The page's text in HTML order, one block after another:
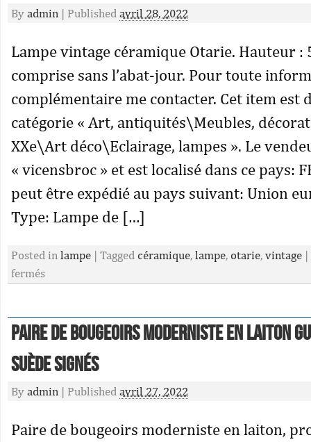
By admin | Published avril 28, 2022
Lampe vintage céramique Otarie. Hauteur :
comprise sans l’abat-jour. Pour toute
complémentaire me contacter. Cet item est
catégorie « Art, antiquités\Meubles,
XXe\Art déco\Eclairage, lampes ». Le
« vicensbroc » et est localisé dans ce pays:
peut être expédié au pays suivant: Union
Type: Lampe de […]
Posted in lampe | Tagged céramique, lampe, otarie, vintage |
fermés
Paire de bougeoirs moderniste en laiton
suède signés
By admin | Published avril 27, 2022
Paire de bougeoirs moderniste en laiton,